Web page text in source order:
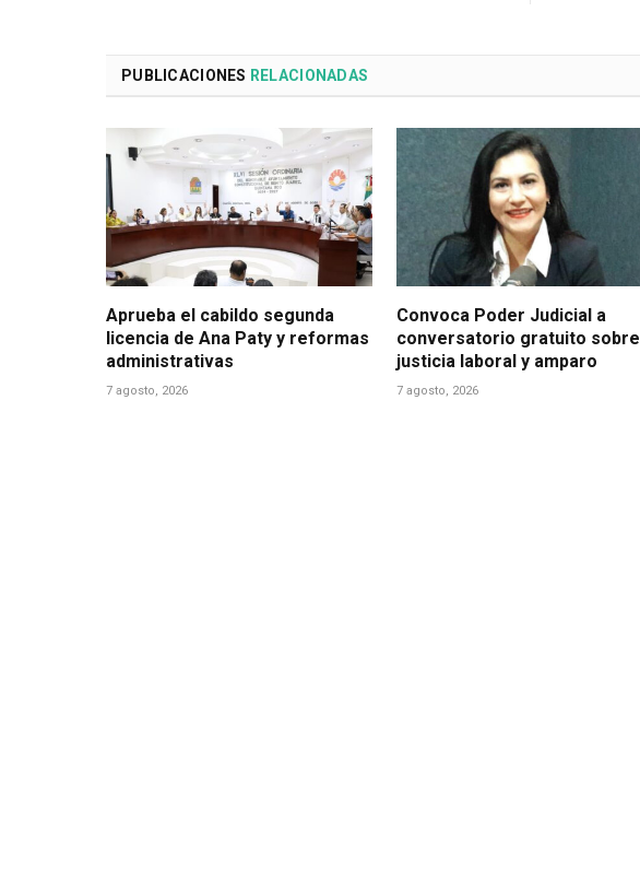
PUBLICACIONES RELACIONADAS
Aprueba el cabildo segunda
licencia de Ana Paty y reformas
administrativas
7 agosto, 2026
Convoca Poder Judicial a
conversatorio gratuito sobre
justicia laboral y amparo
7 agosto, 2026